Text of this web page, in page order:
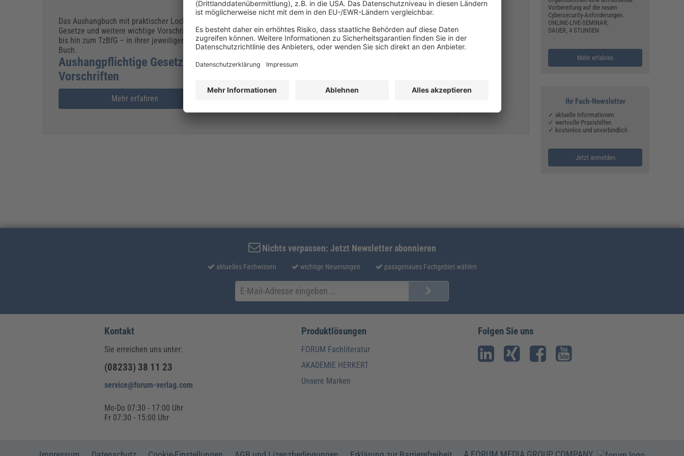
Das Aushangbuch mit praktischer Lochung liefert alle aushangpflichtigen
Gesetze und weitere wichtige Vorschriften – vom AGG, JArbSchG und MuSchG
bis hin zum TzBfG – in ihrer jeweiligen aktuellen Fassung kompakt in einem
Buch.
Aushangpflichtige Gesetze und weitere wichtige
Vorschriften
Mehr erfahren
Vorbereitung auf die neuen
Cybersecurity-Anforderungen.
ONLINE-LIVE-SEMINAR,
DAUER, 4 STUNDEN
Mehr erfahren
Ihr Fach-Newsletter
✓ aktuelle Informationen
✓ wertvolle Praxishilfen
✓ kostenlos und unverbindlich
Jetzt anmelden
Nichts verpassen: Jetzt Newsletter abonnieren
aktuelles Fachwissen wichtige Neuerungen passgenaues Fachgebiet wählen
Kontakt
Sie erreichen uns unter:
(08233) 38 11 23
service@forum-verlag.com
Mo-Do 07:30 - 17:00 Uhr
Fr 07:30 - 15:00 Uhr
Produktlösungen
FORUM Fachliteratur
AKADEMIE HERKERT
Unsere Marken
Folgen Sie uns